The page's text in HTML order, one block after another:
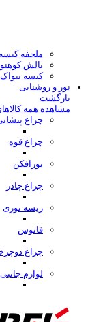
ملحفه
بالش
کیسه بیواک
نور و روشنایی
بازگشت
مشاهده همه
چراغ
چراغ قوه
نورافکن
چراغ چادر
ریسه نوری
فانوس
چراغ
لوازم